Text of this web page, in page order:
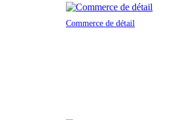
Commerce de détail